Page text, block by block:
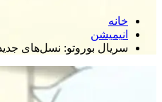
خانه
انیمیشن
سریال بوروتو: نسل‌های جدید